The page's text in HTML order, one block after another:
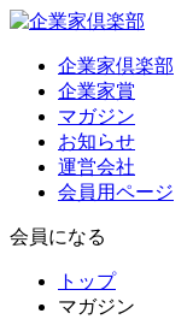
企業家倶楽部
企業家賞
マガジン
お知らせ
運営会社
会員用ページ
会員になる
トップ
マガジン